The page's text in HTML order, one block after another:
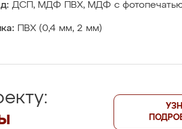
ДСП, МДФ ПВХ, МДФ с
ПВХ (0,4 мм, 2 мм)